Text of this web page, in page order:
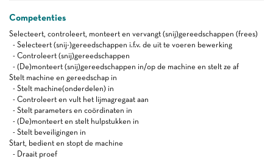
Competenties
Selecteert, controleert, monteert en vervangt (snij)gereedschappen (frees)
- Selecteert (snij-)gereedschappen i.f.v. de uit te voeren bewerking
- Controleert (snij)gereedschappen
- (De)monteert (snij)gereedschappen in/op de machine en stelt ze af
Stelt machine en gereedschap in
- Stelt machine(onderdelen) in
- Controleert en vult het lijmagregaat aan
- Stelt parameters en coördinaten in
- (De)monteert en stelt hulpstukken in
- Stelt beveiligingen in
Start, bedient en stopt de machine
- Draait proef